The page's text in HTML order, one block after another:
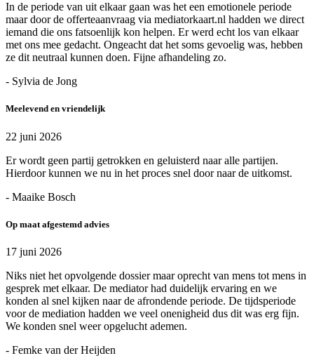
In de periode van uit elkaar gaan was het een emotionele periode
maar door de offerteaanvraag via mediatorkaart.nl hadden we direct
iemand die ons fatsoenlijk kon helpen. Er werd echt los van elkaar
met ons mee gedacht. Ongeacht dat het soms gevoelig was, hebben
ze dit neutraal kunnen doen. Fijne afhandeling zo.
- Sylvia de Jong
Meelevend en vriendelijk
22 juni 2026
Er wordt geen partij getrokken en geluisterd naar alle partijen.
Hierdoor kunnen we nu in het proces snel door naar de uitkomst.
- Maaike Bosch
Op maat afgestemd advies
17 juni 2026
Niks niet het opvolgende dossier maar oprecht van mens tot mens in
gesprek met elkaar. De mediator had duidelijk ervaring en we
konden al snel kijken naar de afrondende periode. De tijdsperiode
voor de mediation hadden we veel onenigheid dus dit was erg fijn.
We konden snel weer opgelucht ademen.
- Femke van der Heijden